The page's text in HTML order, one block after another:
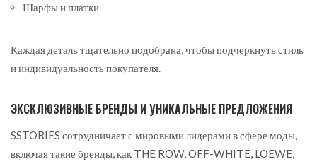
Шарфы и платки
Каждая деталь тщательно подобрана, чтобы подчеркнуть стиль
и индивидуальность покупателя.
ЭКСКЛЮЗИВНЫЕ БРЕНДЫ И УНИКАЛЬНЫЕ ПРЕДЛОЖЕНИЯ
SSTORIES сотрудничает с мировыми лидерами в сфере моды,
включая такие бренды, как THE ROW, OFF-WHITE, LOEWE,